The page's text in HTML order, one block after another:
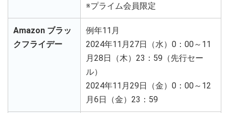
※プライム会員限定
Amazon ブラッ
クフライデー
例年11月
2024年11月27日（水）0：00～11
月28日（木）23：59（先行セー
ル）
2024年11月29日（金）0：00～12
月6日（金）23：59